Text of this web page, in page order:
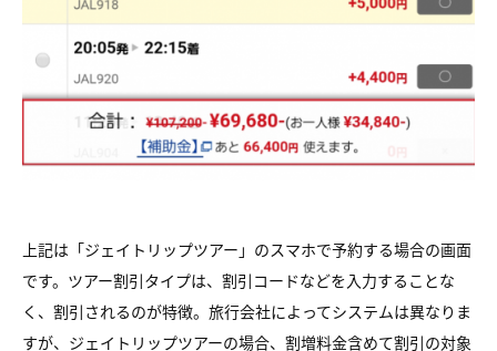
上記は「ジェイトリップツアー」のスマホで予約する場合の画面
です。ツアー割引タイプは、割引コードなどを入力することな
く、割引されるのが特徴。旅行会社によってシステムは異なりま
すが、ジェイトリップツアーの場合、割増料金含めて割引の対象